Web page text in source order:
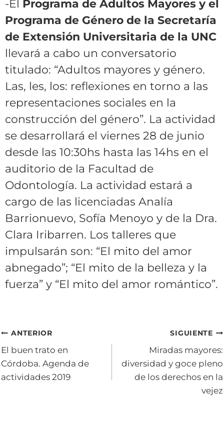
-El Programa de Adultos Mayores y el
Programa de Género de la Secretaría
de Extensión Universitaria de la UNC
llevará a cabo un conversatorio
titulado: “Adultos mayores y género.
Las, les, los: reflexiones en torno a las
representaciones sociales en la
construcción del género”. La actividad
se desarrollará el viernes 28 de junio
desde las 10:30hs hasta las 14hs en el
auditorio de la Facultad de
Odontología. La actividad estará a
cargo de las licenciadas Analía
Barrionuevo, Sofía Menoyo y de la Dra.
Clara Iribarren. Los talleres que
impulsarán son: “El mito del amor
abnegado”; “El mito de la belleza y la
fuerza” y “El mito del amor romántico”.
Navegación
de
entradas
ANTERIOR
El buen trato en
Córdoba. Agenda de
actividades 2019
SIGUIENTE
Miradas mayores:
diversidad y goce pleno
de los derechos en la
vejez